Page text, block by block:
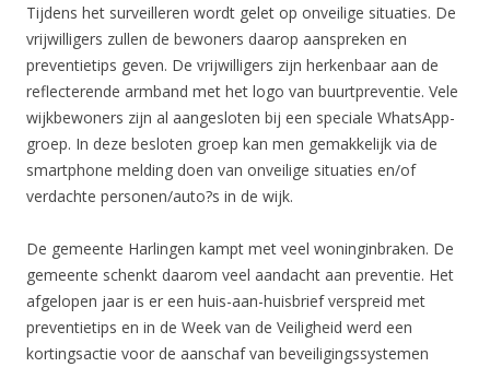
Tijdens het surveilleren wordt gelet op onveilige situaties. De
vrijwilligers zullen de bewoners daarop aanspreken en
preventietips geven. De vrijwilligers zijn herkenbaar aan de
reflecterende armband met het logo van buurtpreventie. Vele
wijkbewoners zijn al aangesloten bij een speciale WhatsApp-
groep. In deze besloten groep kan men gemakkelijk via de
smartphone melding doen van onveilige situaties en/of
verdachte personen/auto?s in de wijk.
De gemeente Harlingen kampt met veel woninginbraken. De
gemeente schenkt daarom veel aandacht aan preventie. Het
afgelopen jaar is er een huis-aan-huisbrief verspreid met
preventietips en in de Week van de Veiligheid werd een
kortingsactie voor de aanschaf van beveiligingssystemen